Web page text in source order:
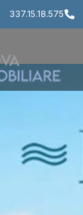
337.15.18.575